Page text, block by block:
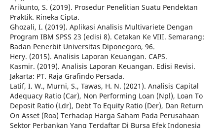
Arikunto, S. (2019). Prosedur Penelitian Suatu Pendektan
Praktik. Rineka Cipta.
Ghozali, I. (2019). Aplikasi Analisis Multivariete Dengan
Program IBM SPSS 23 (edisi 8). Cetakan Ke VIII. Semarang:
Badan Penerbit Universitas Diponegoro, 96.
Hery. (2015). Analisis Laporan Keuangan. CAPS.
Kasmir. (2019). Analisis Laporan Keuangan. Edisi Revisi.
Jakarta: PT. Raja Grafindo Persada.
Latif, I. W., Murni, S., Tawas, H. N. (2021). Analisis Capital
Adequacy Ratio (Car), Non Performing Loan (Npl), Loan To
Deposit Ratio (Ldr), Debt To Equity Ratio (Der), Dan Return
On Asset (Roa) Terhadap Harga Saham Pada Perusahaan
Sektor Perbankan Yang Terdaftar Di Bursa Efek Indonesia